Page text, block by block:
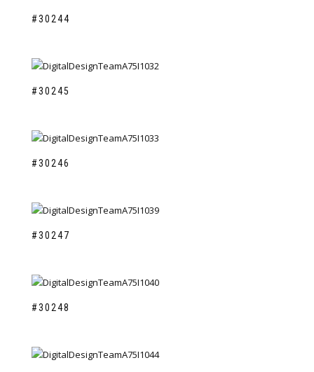
#30244
#30245
#30246
#30247
#30248